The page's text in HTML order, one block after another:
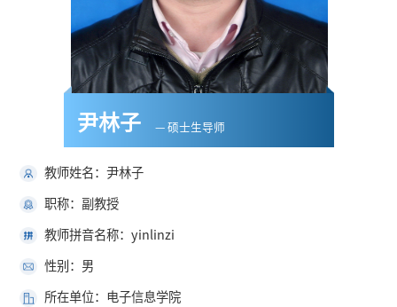
尹林子 — 硕士生导师
教师姓名：尹林子
职称：副教授
教师拼音名称：yinlinzi
性别：男
所在单位：电子信息学院